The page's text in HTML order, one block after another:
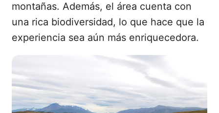
montañas. Además, el área cuenta con
una rica biodiversidad, lo que hace que la
experiencia sea aún más enriquecedora.